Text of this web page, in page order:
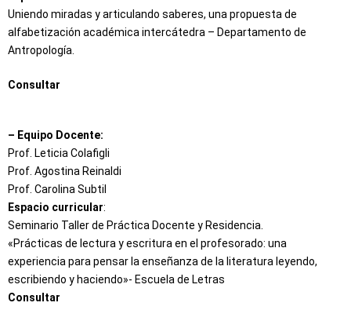
Uniendo miradas y articulando saberes, una propuesta de
alfabetización académica intercátedra – Departamento de
Antropología.
Consultar
– Equipo Docente:
Prof. Leticia Colafigli
Prof. Agostina Reinaldi
Prof. Carolina Subtil
Espacio curricular:
Seminario Taller de Práctica Docente y Residencia.
«Prácticas de lectura y escritura en el profesorado: una
experiencia para pensar la enseñanza de la literatura leyendo,
escribiendo y haciendo»- Escuela de Letras
Consultar